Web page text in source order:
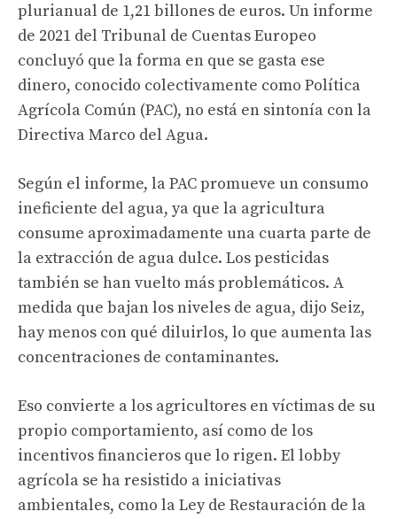
plurianual de 1,21 billones de euros. Un informe
de 2021 del Tribunal de Cuentas Europeo
concluyó que la forma en que se gasta ese
dinero, conocido colectivamente como Política
Agrícola Común (PAC), no está en sintonía con la
Directiva Marco del Agua.
Según el informe, la PAC promueve un consumo
ineficiente del agua, ya que la agricultura
consume aproximadamente una cuarta parte de
la extracción de agua dulce. Los pesticidas
también se han vuelto más problemáticos. A
medida que bajan los niveles de agua, dijo Seiz,
hay menos con qué diluirlos, lo que aumenta las
concentraciones de contaminantes.
Eso convierte a los agricultores en víctimas de su
propio comportamiento, así como de los
incentivos financieros que lo rigen. El lobby
agrícola se ha resistido a iniciativas
ambientales, como la Ley de Restauración de la